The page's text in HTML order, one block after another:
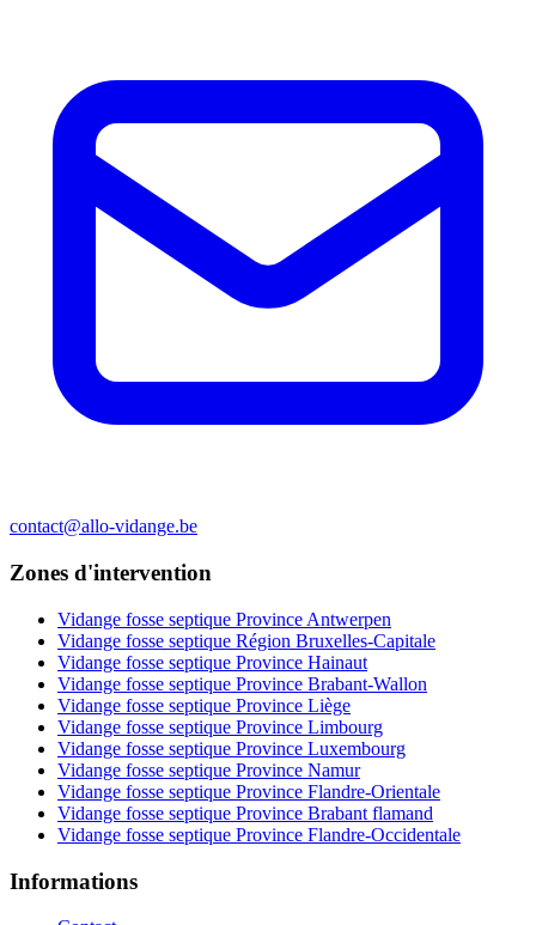
contact@allo-vidange.be
Zones d'intervention
Vidange fosse septique Province Antwerpen
Vidange fosse septique Région Bruxelles-Capitale
Vidange fosse septique Province Hainaut
Vidange fosse septique Province Brabant-Wallon
Vidange fosse septique Province Liège
Vidange fosse septique Province Limbourg
Vidange fosse septique Province Luxembourg
Vidange fosse septique Province Namur
Vidange fosse septique Province Flandre-Orientale
Vidange fosse septique Province Brabant flamand
Vidange fosse septique Province Flandre-Occidentale
Informations